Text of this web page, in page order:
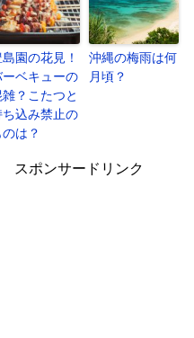
島園の花見！
ーベキューの
雑？こたつと
ち込み禁止の
のは？
沖縄の梅雨は何
月頃？
スポンサードリンク